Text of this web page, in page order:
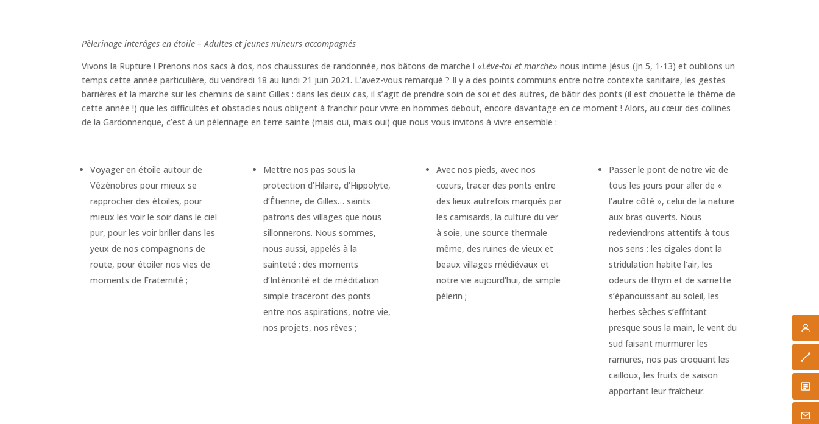
Pèlerinage interâges en étoile – Adultes et jeunes mineurs accompagnés
Vivons la Rupture ! Prenons nos sacs à dos, nos chaussures de randonnée, nos bâtons de marche ! «Lève-toi et marche» nous intime Jésus (Jn 5, 1-13) et oublions un
temps cette année particulière, du vendredi 18 au lundi 21 juin 2021. L’avez-vous remarqué ? Il y a des points communs entre notre contexte sanitaire, les gestes
barrières et la marche sur les chemins de saint Gilles : dans les deux cas, il s’agit de prendre soin de soi et des autres, de bâtir des ponts (il est chouette le thème de
cette année !) que les difficultés et obstacles nous obligent à franchir pour vivre en hommes debout, encore davantage en ce moment ! Alors, au cœur des collines
de la Gardonnenque, c’est à un pèlerinage en terre sainte (mais oui, mais oui) que nous vous invitons à vivre ensemble :
Voyager en étoile autour de
Vézénobres pour mieux se
rapprocher des étoiles, pour
mieux les voir le soir dans le ciel
pur, pour les voir briller dans les
yeux de nos compagnons de
route, pour étoiler nos vies de
moments de Fraternité ;
Mettre nos pas sous la
protection d’Hilaire, d’Hippolyte,
d’Étienne, de Gilles… saints
patrons des villages que nous
sillonnerons. Nous sommes,
nous aussi, appelés à la
sainteté : des moments
d’Intériorité et de méditation
simple traceront des ponts
entre nos aspirations, notre vie,
nos projets, nos rêves ;
Avec nos pieds, avec nos
cœurs, tracer des ponts entre
des lieux autrefois marqués par
les camisards, la culture du ver
à soie, une source thermale
même, des ruines de vieux et
beaux villages médiévaux et
notre vie aujourd’hui, de simple
pèlerin ;
Passer le pont de notre vie de
tous les jours pour aller de «
l’autre côté », celui de la nature
aux bras ouverts. Nous
redeviendrons attentifs à tous
nos sens : les cigales dont la
stridulation habite l’air, les
odeurs de thym et de sarriette
s’épanouissant au soleil, les
herbes sèches s’effritant
presque sous la main, le vent du
sud faisant murmurer les
ramures, nos pas croquant les
cailloux, les fruits de saison
apportant leur fraîcheur.